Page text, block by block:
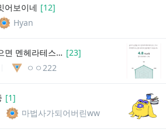
어보이네 [12]
Hyan
옵부이들 할거 없으면 멘헤라테스트 해볼래 [23]
ㅇㅇ222
[1]
마법사가되어버린ww